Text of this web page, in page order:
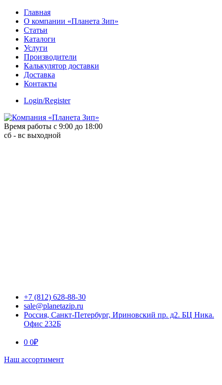
Skip
content
Главная
О компании «Планета Зип»
Статьи
Каталоги
Услуги
Производители
Калькулятор доставки
Доставка
Контакты
Login/Register
Время работы с 9:00 до 18:00
сб - вс выходной
+7 (812) 628-88-30
sale@planetazip.ru
Россия, Санкт-Петербург, Ириновский пр. д2. БЦ Ника.
Офис 232Б
0 0₽
Наш ассортимент